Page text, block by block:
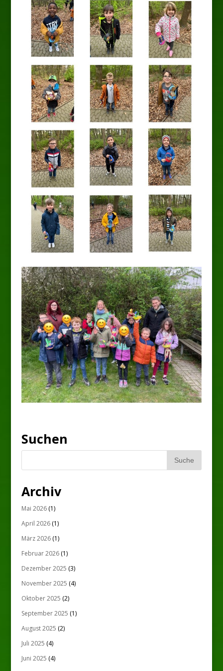
Suchen
Archiv
Mai 2026(1)
April 2026(1)
März 2026(1)
Februar 2026(1)
Dezember 2025 (3)
November 2025 (4)
Oktober 2025 (2)
September 2025 (1)
August 2025 (2)
Juli 2025 (4)
Juni 2025 (4)